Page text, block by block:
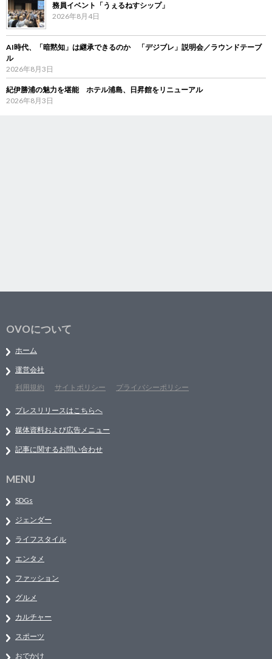
務員イベント「うぇるねすシップ」
2026年8月4日
AI時代、「暗黙知」は継承できるのか 「デジブレ」説明会／ラウンドテーブ
ル
2026年8月3日
紀伊勝浦の魅力を堪能 ホテル浦島、日昇館をリニューアル
2026年8月3日
OVOについて
ホーム
運営会社
利用規約
サイトポリシー プライバシーポリシー
プレスリリースはこちらへ
媒体資料および広告メニュー
記事に関するお問い合わせ
MENU
SDGs
ジェンダー
ライフスタイル
エンタメ
ファッション
グルメ
カルチャー
スポーツ
おでかけ